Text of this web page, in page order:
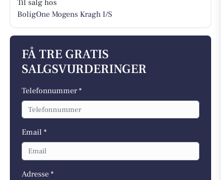
Til salg hos
BoligOne Mogens Kragh I/S
FÅ TRE GRATIS
SALGSVURDERINGER
Telefonnummer *
Email *
Adresse *